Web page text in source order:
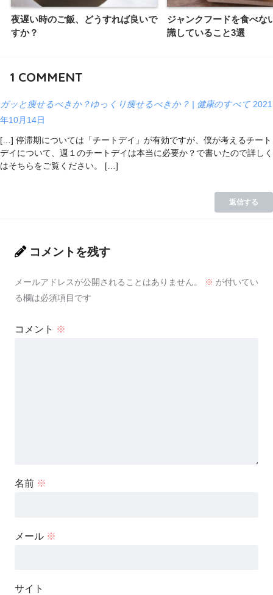
夜遅い時のご飯、どうすれば良いで
すか？
ジャンクフードを食べな
識していること3選
1 COMMENT
ガッと痩せるべきか？ゆっくり痩せるべきか？ | 健康のすべて 2021
年10月14日
[…] 停滞期については「チートデイ」が有効ですが、僕が考えるチート
デイについて、週１のチートデイは本当に必要か？で書いたので詳しく
はそちらをご覧ください。 […]
返信する
コメントを残す
メールアドレスが公開されることはありません。 ※ が付いてい
る欄は必須項目です
コメント ※
名前 ※
メール ※
サイト